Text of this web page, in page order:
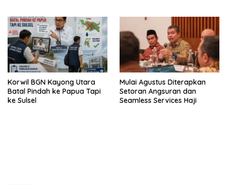
Korwil BGN Kayong Utara
Batal Pindah ke Papua Tapi
ke Sulsel
Mulai Agustus Diterapkan
Setoran Angsuran dan
Seamless Services Haji